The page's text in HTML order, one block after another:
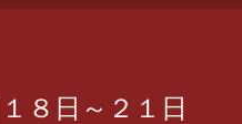
８日～２１日